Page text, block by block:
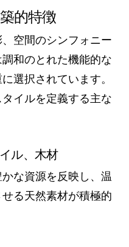
的特徴
空間のシンフォニー
和のとれた機能的な
選択されています。
イルを定義する主な
ル、木材
な資源を反映し、温
る天然素材が積極的